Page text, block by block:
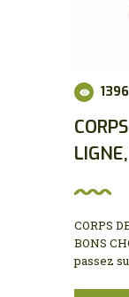
1396
CORPS
BONS
passez